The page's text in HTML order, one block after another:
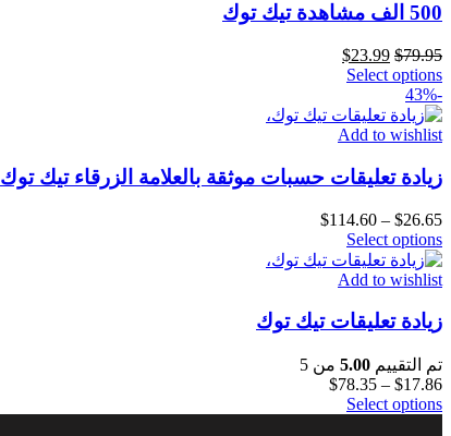
500 الف مشاهدة تيك توك
$79.95
$23.99
Select options
-43%
Add to wishlist
زيادة تعليقات حسبات موثقة بالعلامة الزرقاء تيك توك
$26.65
–
$114.60
Select options
Add to wishlist
زيادة تعليقات تيك توك
تم التقييم 5.00 من 5
$17.86
–
$78.35
Select options